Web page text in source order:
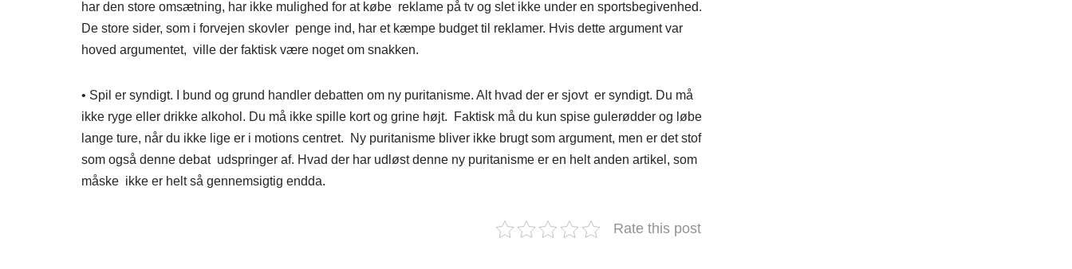
har den store omsætning, har ikke mulighed for at købe reklame på tv og slet ikke under en sportsbegivenhed.
De store sider, som i forvejen skovler penge ind, har et kæmpe budget til reklamer. Hvis dette argument var
hoved argumentet, ville der faktisk være noget om snakken.
• Spil er syndigt. I bund og grund handler debatten om ny puritanisme. Alt hvad der er sjovt er syndigt. Du må
ikke ryge eller drikke alkohol. Du må ikke spille kort og grine højt. Faktisk må du kun spise gulerødder og løbe
lange ture, når du ikke lige er i motions centret. Ny puritanisme bliver ikke brugt som argument, men er det stof
som også denne debat udspringer af. Hvad der har udløst denne ny puritanisme er en helt anden artikel, som
måske ikke er helt så gennemsigtig endda.
Rate this post